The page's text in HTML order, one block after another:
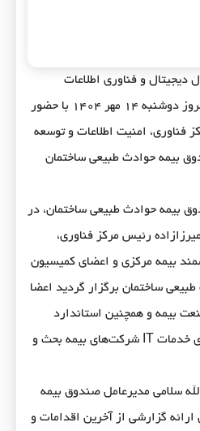
و فناوری اطلاعات
سندیکای بیمه‌گران ایران، امروز دوشنبه ۱۴ مهر ۱۴۰۴ با حضور
فناوری، امنیت اطلاعات و توسعه
بیمه حوادث طبیعی ساختمان
بیمه حوادث طبیعی ساختمان، در
رئیس مرکز فناوری،
بیمه مرکزی و اعضای کمیسیون
ساختمان برگزار گردید اعضا
بیمه و همچنین استاندارد
سازی نحوه تمدید قراردادهای خدمات IT شرکت‌های بیمه بحث و
سلامی مدیرعامل صندوق بیمه
گزارشی از آخرین اقدامات و